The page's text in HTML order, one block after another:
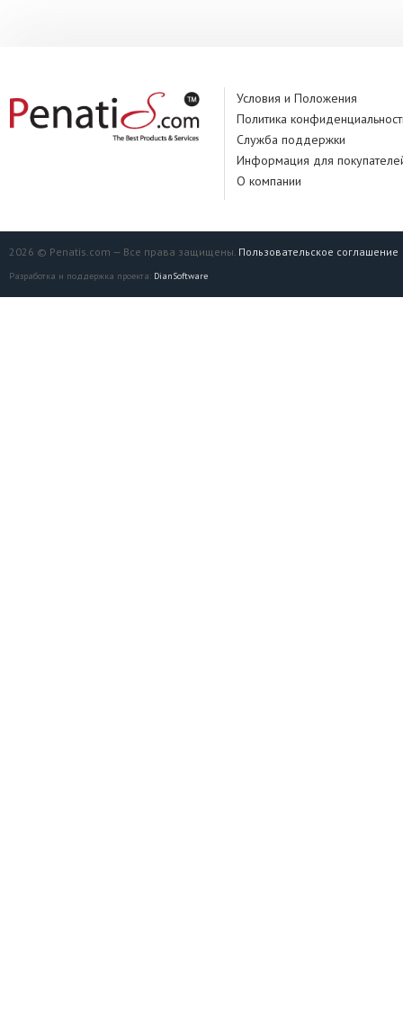
Условия и Положения
Политика
Служба поддержки
Информация для
О компании
2026 © Penatis.com — Все права защищены. Пользовательское соглашение
Разработка и поддержка проекта: DianSoftware